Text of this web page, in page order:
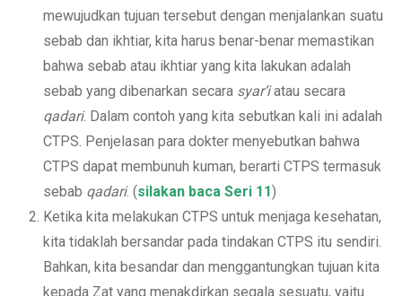
mewujudkan tujuan tersebut dengan menjalankan suatu
sebab dan ikhtiar, kita harus benar-benar memastikan
bahwa sebab atau ikhtiar yang kita lakukan adalah
sebab yang dibenarkan secara syar’iatau secara
qadari. Dalam contoh yang kita sebutkan kali ini adalah
CTPS. Penjelasan para dokter menyebutkan bahwa
CTPS dapat membunuh kuman, berarti CTPS termasuk
sebab qadari. (silakan baca Seri 11)
Ketika kita melakukan CTPS untuk menjaga kesehatan,
kita tidaklah bersandar pada tindakan CTPS itu sendiri.
Bahkan, kita besandar dan menggantungkan tujuan kita
kepada Zat yang menakdirkan segala sesuatu, yaitu